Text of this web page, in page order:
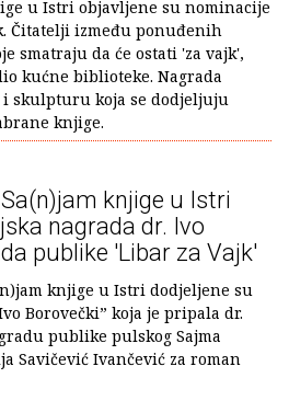
u Istri objavljene su nominacije
Čitatelji između ponuđenih
smatraju da će ostati 'za vajk',
kućne biblioteke. Nagrada
skulpturu koja se dodjeljuju
knjige.
knjige u Istri
nagrada dr. Ivo
publike 'Libar za Vajk'
knjige u Istri dodjeljene su
Borovečki” koja je pripala dr.
publike pulskog Sajma
Savičević Ivančević za roman